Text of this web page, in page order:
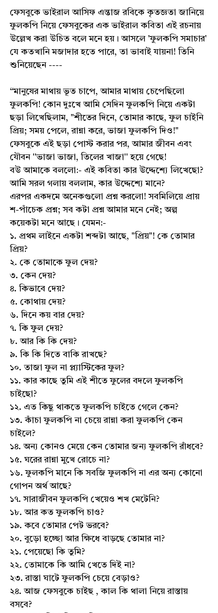
ফেসবুকে ভাইরাল আসিফ এন্তাজ রবিকে কৃতজ্ঞতা জানিয়ে
ফুলকপি নিয়ে ফেসবুকের এক ভাইরাল কবিতা এই রচনায়
উল্লেখ করা উচিত বলে মনে হয়। আসলে 'ফুলকপি সমাচার'
যে কতখানি মজাদার হতে পারে, তা ভাবাই যায়না! তিনি
শুনিয়েছেন ----
“মানুষের মাথায় ভূত চাপে, আমার মাথায় চেপেছিলো
ফুলকপি! কোন দুঃখে আমি সেদিন ফুলকপি নিয়ে একটা
ছড়া লিখেছিলাম, "শীতের দিনে, তোমার কাছে, ফুল চাইনি
প্রিয়; সময় পেলে, রান্না করে, ভাজা ফুলকপি দিও!"
ফেসবুকে এই ছড়া পোস্ট করার পর, আমার জীবন এবং
যৌবন ''ভাজা ভাজা, তিলের খাজা'' হয়ে গেছে!
বউ আমাকে বললো:- এই কবিতা কার উদ্দেশ্যে লিখেছো?
আমি সরল গলায় বললাম, কার উদ্দেশ্যে মানে?
এরপর একদমে অনেকগুলো প্রশ্ন করলো! সবমিলিয়ে প্রায়
শ-পাঁচেক প্রশ্ন; সব কটা প্রশ্ন আমার মনে নেই; অল্প
কয়েকটা মনে আছে। যেমন:-
১. প্রথম লাইনে একটা শব্দটা আছে, "প্রিয়"! কে তোমার
প্রিয়?
২. কে তোমাকে ফুল দেয়?
৩. কেন দেয়?
৪. কিভাবে দেয়?
৫. কোথায় দেয়?
৬. দিনে কয় বার দেয়?
৭. কি ফুল দেয়?
৮. আর কি কি দেয়?
৯. কি কি দিতে বাকি রাখছে?
১০. তাজা ফুল না প্ল্যাস্টিকের ফুল?
১১. কার কাছে তুমি এই শীতে ফুলের বদলে ফুলকপি
চাইছো?
১২. এত কিছু থাকতে ফুলকপি চাইতে গেলে কেন?
১৩. কাঁচা ফুলকপি না চেয়ে রান্না করা ফুলকপি কেন
চাইলে?
১৪. অন্য কোনও মেয়ে কেন তোমার জন্য ফুলকপি রাঁধবে?
১৫. ঘরের রান্না মুখে রোচে না?
১৬. ফুলকপি মানে কি সবজি ফুলকপি না এর অন্য কোনো
গোপন অর্থ আছে?
১৭. সারাজীবন ফুলকপি খেয়েও শখ মেটেনি?
১৮. আর কত ফুলকপি চাও?
১৯. কবে তোমার পেট ভরবে?
২০. বুড়ো হচ্ছো আর ক্ষিধে বাড়ছে তোমার না?
২১. পেয়েছো কি তুমি?
২২. তোমাকে কি আমি খেতে দিই না?
২৩. রাস্তা ঘাটে ফুলকপি চেয়ে বেড়াও?
২৪. আজ ফেসবুকে চাইছ , কাল কি থালা নিয়ে রাস্তায়
বসবে?